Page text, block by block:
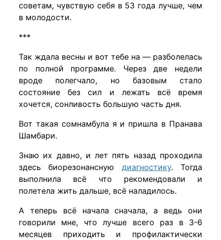
советам, чувствую себя в 53 года лучше, чем
в молодости.
***
Так ждала весны и вот тебе на — разболелась
по полной программе. Через две недели
вроде полегчало, но базовым стало
состояние без сил и лежать всё время
хочется, сонливость большую часть дня.
Вот такая сомнамбула я и пришла в Пранава
Шамбари.
Знаю их давно, и лет пять назад проходила
здесь биорезонансную диагностику. Тогда
выполнила всё что рекомендовали и
полетела жить дальше, всё наладилось.
А теперь всё начала сначала, а ведь они
говорили мне, что лучше всего раз в 3-6
месяцев приходить и профилактически